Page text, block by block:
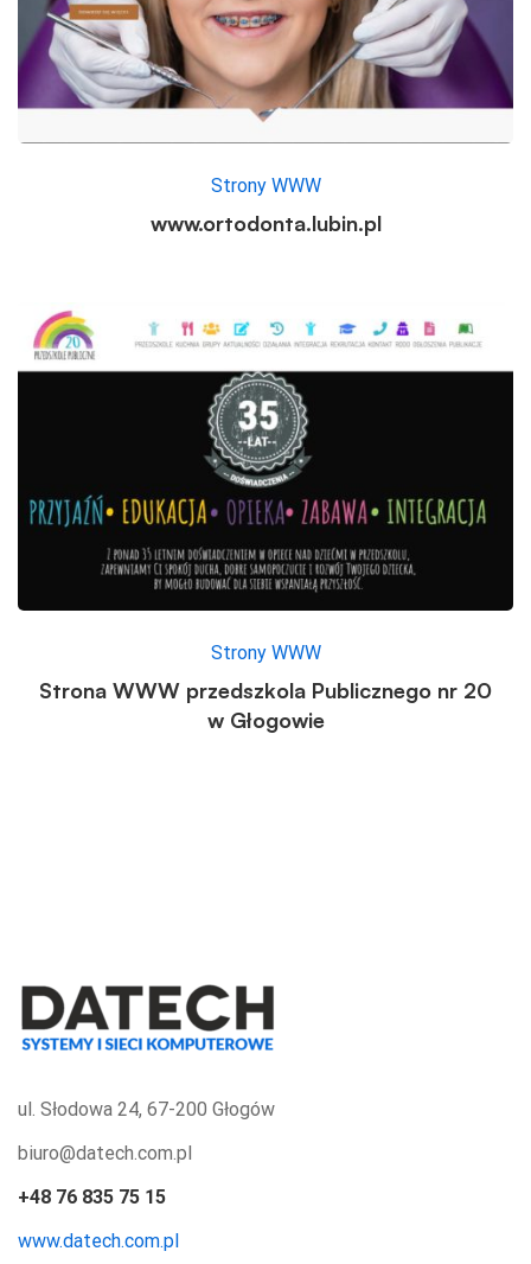
Strony WWW
www.ortodonta.lubin.pl
Strony WWW
Strona WWW przedszkola Publicznego nr 20
w Głogowie
ul. Słodowa 24, 67-200 Głogów
biuro@datech.com.pl
+48 76 835 75 15
www.datech.com.pl